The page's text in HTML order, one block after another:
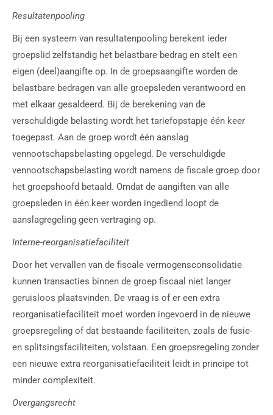
Resultatenpooling
Bij een systeem van resultatenpooling berekent ieder
groepslid zelfstandig het belastbare bedrag en stelt een
eigen (deel)aangifte op. In de groepsaangifte worden de
belastbare bedragen van alle groepsleden verantwoord en
met elkaar gesaldeerd. Bij de berekening van de
verschuldigde belasting wordt het tariefopstapje één keer
toegepast. Aan de groep wordt één aanslag
vennootschapsbelasting opgelegd. De verschuldigde
vennootschapsbelasting wordt namens de fiscale groep door
het groepshoofd betaald. Omdat de aangiften van alle
groepsleden in één keer worden ingediend loopt de
aanslagregeling geen vertraging op.
Interne-reorganisatiefaciliteit
Door het vervallen van de fiscale vermogensconsolidatie
kunnen transacties binnen de groep fiscaal niet langer
geruisloos plaatsvinden. De vraag is of er een extra
reorganisatiefaciliteit moet worden ingevoerd in de nieuwe
groepsregeling of dat bestaande faciliteiten, zoals de fusie-
en splitsingsfaciliteiten, volstaan. Een groepsregeling zonder
een nieuwe extra reorganisatiefaciliteit leidt in principe tot
minder complexiteit.
Overgangsrecht